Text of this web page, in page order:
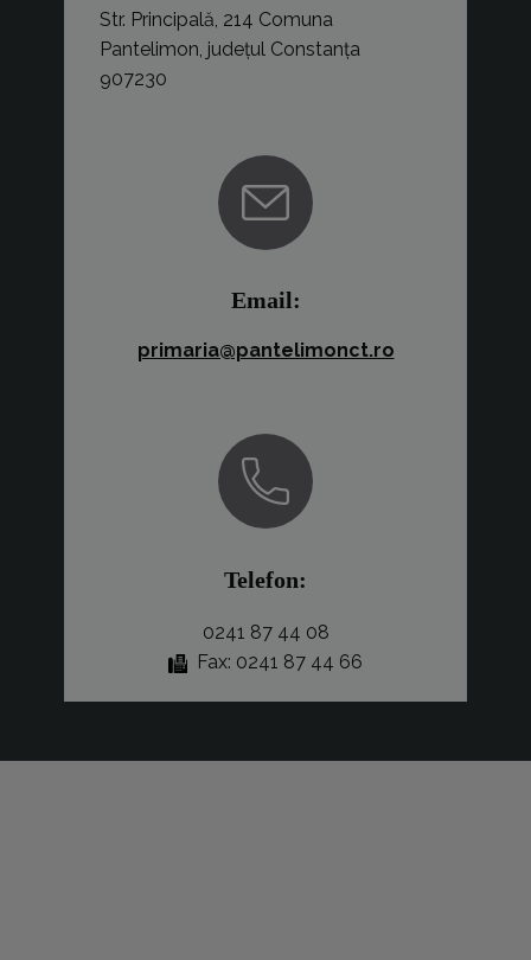
Str. Principală, 214 Comuna
Pantelimon, județul Constanța
907230
Email:
primaria@pantelimonct.ro
Telefon:
0241 87 44 08
Fax: 0241 87 44 66